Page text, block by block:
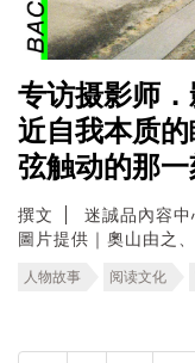
专访摄影师
近自我本质
弦触动的那一
撰文
迷誠品內容中
圖片提供｜奧山由之
人物故事 阅读文化